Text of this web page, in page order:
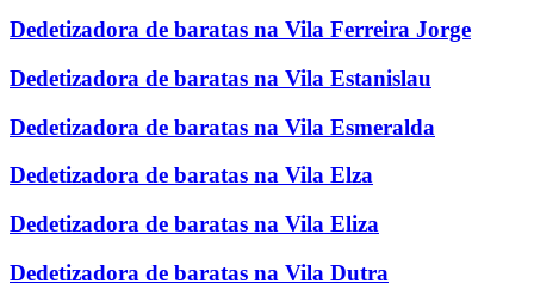
Dedetizadora de baratas na Vila Ferreira Jorge
Dedetizadora de baratas na Vila Estanislau
Dedetizadora de baratas na Vila Esmeralda
Dedetizadora de baratas na Vila Elza
Dedetizadora de baratas na Vila Eliza
Dedetizadora de baratas na Vila Dutra